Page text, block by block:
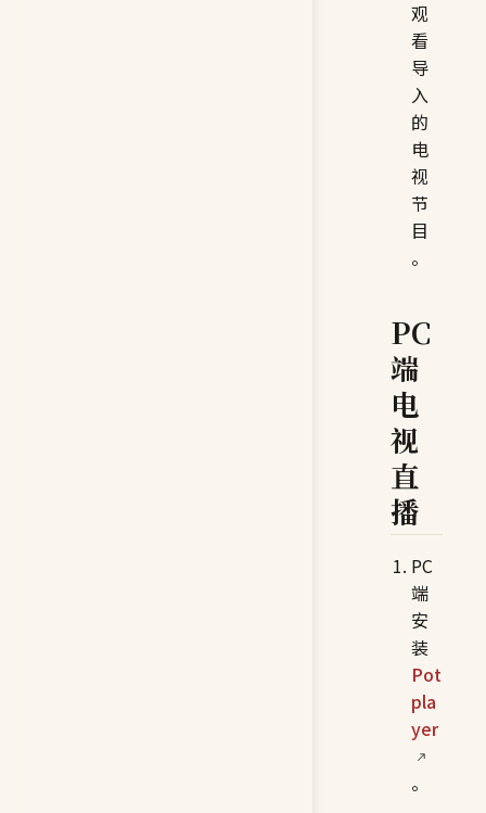
观
看
导
入
的
电
视
节
目
。
PC
端
电
视
直
播
PC
端
安
装
Pot
pla
yer
。